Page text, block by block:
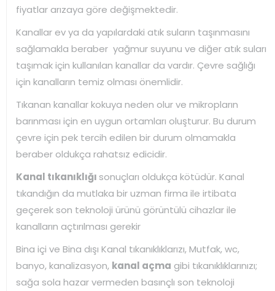
fiyatlar arızaya göre değişmektedir.
Kanallar ev ya da yapılardaki atık suların taşınmasını
sağlamakla beraber yağmur suyunu ve diğer atık suları
taşımak için kullanılan kanallar da vardır. Çevre sağlığı
için kanalların temiz olması önemlidir.
Tıkanan kanallar kokuya neden olur ve mikropların
barınması için en uygun ortamları oluşturur. Bu durum
çevre için pek tercih edilen bir durum olmamakla
beraber oldukça rahatsız edicidir.
Kanal tıkanıklığı sonuçları oldukça kötüdür. Kanal
tıkandığın da mutlaka bir uzman firma ile irtibata
geçerek son teknoloji ürünü görüntülü cihazlar ile
kanalların açtırılması gerekir
Bina içi ve Bina dışı Kanal tıkanıklıklarızı, Mutfak, wc,
banyo, kanalizasyon, kanal açma gibi tıkanıklıklarınızı;
sağa sola hazar vermeden basınçlı son teknoloji